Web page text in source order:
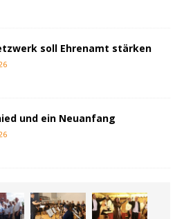
soll Ehrenamt stärken
und ein Neuanfang